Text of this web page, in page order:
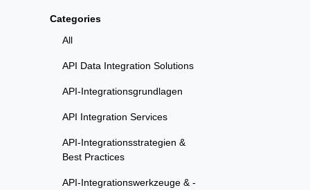
Categories
All
API Data Integration Solutions
API-Integrationsgrundlagen
API Integration Services
API-Integrationsstrategien &
Best Practices
API-Integrationswerkzeuge & -